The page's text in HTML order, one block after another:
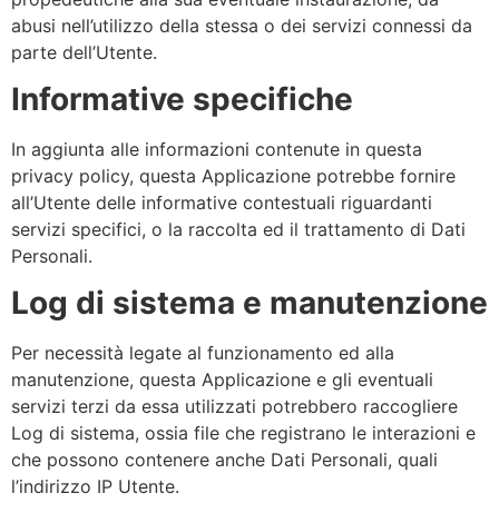
abusi nell’utilizzo della stessa o dei servizi connessi da
parte dell’Utente.
Informative specifiche
In aggiunta alle informazioni contenute in questa
privacy policy, questa Applicazione potrebbe fornire
all’Utente delle informative contestuali riguardanti
servizi specifici, o la raccolta ed il trattamento di Dati
Personali.
Log di sistema e manutenzione
Per necessità legate al funzionamento ed alla
manutenzione, questa Applicazione e gli eventuali
servizi terzi da essa utilizzati potrebbero raccogliere
Log di sistema, ossia file che registrano le interazioni e
che possono contenere anche Dati Personali, quali
l’indirizzo IP Utente.